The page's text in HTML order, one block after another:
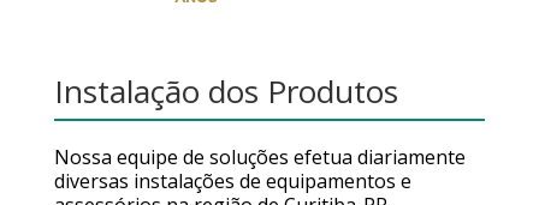
Instalação dos Produtos
Nossa equipe de soluções efetua diariamente
diversas instalações de equipamentos e